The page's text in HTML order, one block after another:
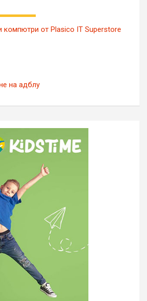
от Plasico IT Superstore
на адблу